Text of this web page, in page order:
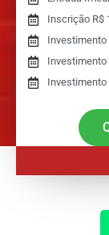
Inscrição R$
Investimento
Investimento
Investimento